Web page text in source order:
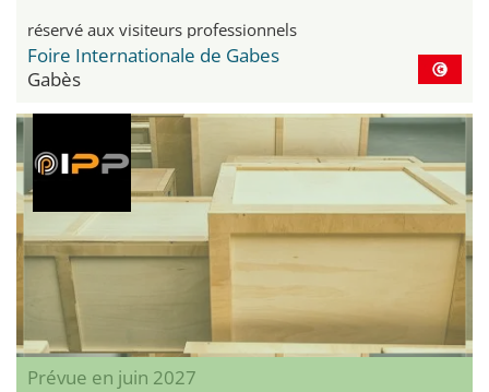
réservé aux visiteurs professionnels
Foire Internationale de Gabes
Gabès
Prévue en juin 2027